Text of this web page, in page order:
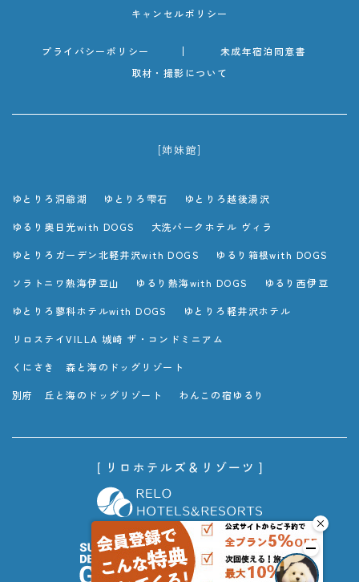
キャンセルポリシー
プライバシーポリシー
未成年宿泊同意書
取材・撮影について
[姉妹館]
ゆとりろ洞爺湖 ゆとりろ雫石 ゆとりろ越後湯沢
ゆるり奥日光with DOGS 大洗パークホテル ヴィラ
ゆとりろガーデン北軽井沢with DOGS ゆるり箱根with DOGS
ソラトニワ熱海伊豆山 ゆるり熱海with DOGS ゆるり西伊豆
ゆとりろ蓼科ホテルwith DOGS ゆとりろ軽井沢ホテル
リロステイVILLA 城崎 ザ・コンドミニアム
くにさき 森と海のドッグリゾート
別府 丘と海のドッグリゾート わんこの宿ゆるり